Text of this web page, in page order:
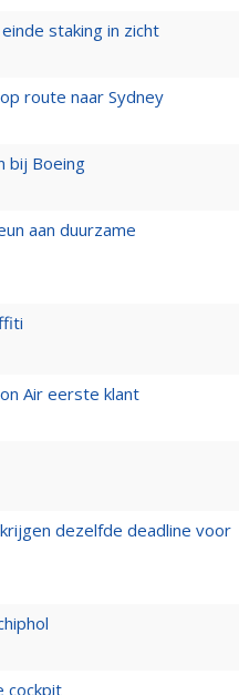
staking in zicht
route naar Sydney
bij Boeing
aan duurzame
Air eerste klant
dezelfde deadline voor
cockpit